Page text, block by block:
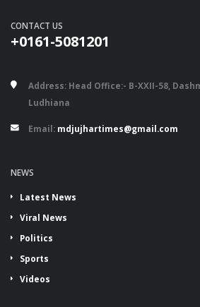
CONTACT US
+0161-5081201
Address: Head Office:- B-XXII-58,
Ludhiana
Email: mdjujhartimes@gmail.com
NEWS
Latest News
Viral News
Politics
Sports
Videos